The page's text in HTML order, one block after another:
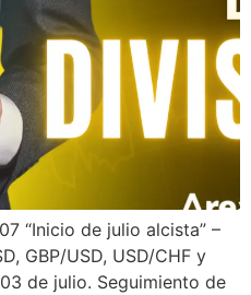
“Inicio de julio alcista” –
GBP/USD, USD/CHF y
de julio. Seguimiento de